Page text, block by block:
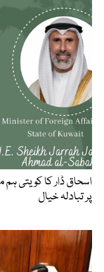
اسحاق ڈار کا کویتی
پر تبادلہ خیال